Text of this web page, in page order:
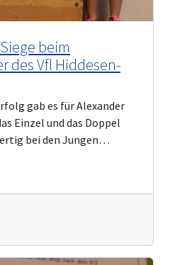
beim
des Vfl Hiddesen-
gab es für Alexander
Einzel und das Doppel
bei den Jungen…